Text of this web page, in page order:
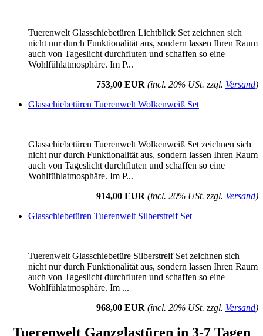
Tuerenwelt Glasschiebetüren Lichtblick Set zeichnen sich
nicht nur durch Funktionalität aus, sondern lassen Ihren Raum
auch von Tageslicht durchfluten und schaffen so eine
Wohlfühlatmosphäre. Im P...
753,00 EUR (incl. 20% USt. zzgl. Versand)
Glasschiebetüren Tuerenwelt Wolkenweiß Set
Glasschiebetüren Tuerenwelt Wolkenweiß Set zeichnen sich
nicht nur durch Funktionalität aus, sondern lassen Ihren Raum
auch von Tageslicht durchfluten und schaffen so eine
Wohlfühlatmosphäre. Im P...
914,00 EUR (incl. 20% USt. zzgl. Versand)
Glasschiebetüren Tuerenwelt Silberstreif Set
Tuerenwelt Glasschiebetüre Silberstreif Set zeichnen sich
nicht nur durch Funktionalität aus, sondern lassen Ihren Raum
auch von Tageslicht durchfluten und schaffen so eine
Wohlfühlatmosphäre. Im ...
968,00 EUR (incl. 20% USt. zzgl. Versand)
Tuerenwelt Ganzglastüren in 3-7 Tagen